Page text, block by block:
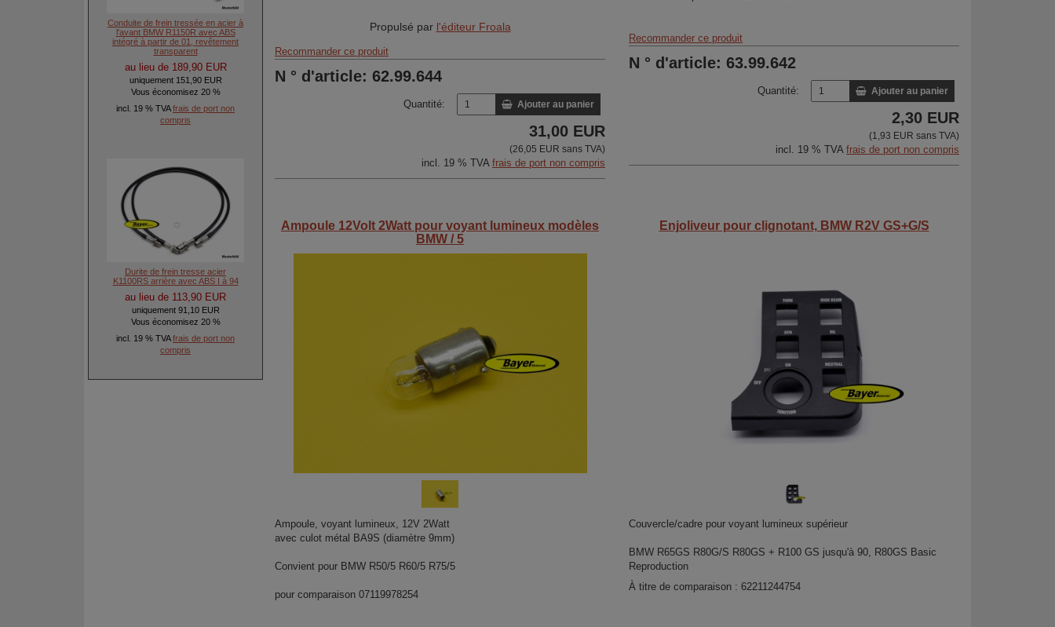
Conduite de frein tressée en acier à
l'avant BMW R1150R avec ABS
intégré à partir de 01, revêtement
transparent
au lieu de 189,90 EUR
uniquement 151,90 EUR
Vous économisez 20 %
incl. 19 % TVAfrais de port non
compris
Durite de frein tresse acier
K1100RS arrière avec ABS I à 94
au lieu de 113,90 EUR
uniquement 91,10 EUR
Vous économisez 20 %
incl. 19 % TVAfrais de port non
compris
Propulsé par l'éditeur Froala
Recommander ce produit
N ° d'article: 62.99.644
Quantité: Ajouter au panier
31,00 EUR
(26,05 EUR sans TVA)
incl. 19 % TVA frais de port non compris
Recommander ce produit
N ° d'article: 63.99.642
Quantité: Ajouter au panier
2,30 EUR
(1,93 EUR sans TVA)
incl. 19 % TVA frais de port non compris
Ampoule 12Volt 2Watt pour voyant lumineux modèles
BMW / 5
Ampoule, voyant lumineux, 12V 2Watt
avec culot métal BA9S (diamètre 9mm)
Convient pour BMW R50/5 R60/5 R75/5
pour comparaison 07119978254
Enjoliveur pour clignotant, BMW R2V GS+G/S
Couvercle/cadre pour voyant lumineux supérieur
BMW R65GS R80G/S R80GS + R100 GS jusqu'à 90, R80GS Basic
Reproduction
À titre de comparaison : 62211244754